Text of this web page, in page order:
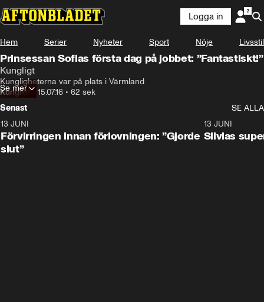
Logga in
Hem Serier Nyheter Sport Nöje Livsstil
Prinsessan Sofias första dag på jobbet: ”Fantastiskt!”
Kungligt
Kungligheterna var på plats i Värmland
Kungligt• 15.07.16 • 62 sek
Se mer
Senast
SE ALLA
13 JUNI
Förvirringen innan förlovningen: ”Gjorde
slut”
13 JUNI
Silvias